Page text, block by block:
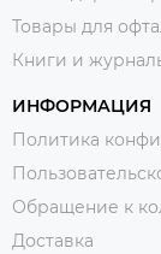
Товары для
Книги и
ИНФОРМАЦИЯ
Политика
Обращение к
Доставка